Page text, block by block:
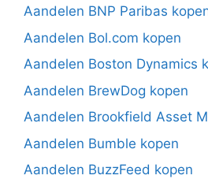
Aandelen BNP Paribas
Aandelen Bol.com kopen
Aandelen Boston Dynamics
Aandelen BrewDog kopen
Aandelen Brookfield Asset
Aandelen Bumble kopen
Aandelen BuzzFeed kopen